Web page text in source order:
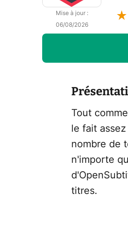
Mise à jour:
06/08/2026
Tout
le fait
nombre de
n'importe
titres.